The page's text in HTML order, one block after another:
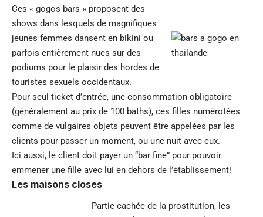
Ces « gogos bars » proposent des
shows dans lesquels de magnifiques
jeunes femmes dansent en bikini ou
parfois entièrement nues sur des
podiums pour le plaisir des hordes de
touristes sexuels occidentaux.
Pour seul ticket d’entrée, une consommation obligatoire
(généralement au prix de 100 baths), ces filles numérotées
comme de vulgaires objets peuvent être appelées par les
clients pour passer un moment, ou une nuit avec eux.
Ici aussi, le client doit payer un “bar fine” pour pouvoir
emmener une fille avec lui en dehors de l’établissement!
Les maisons closes
Partie cachée de la prostitution, les